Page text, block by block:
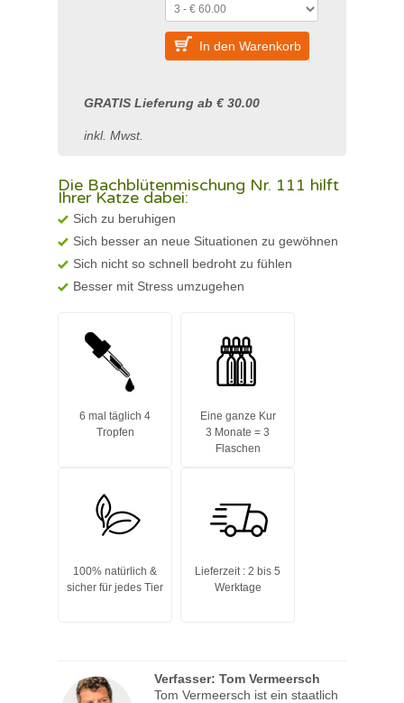
In den Warenkorb
GRATIS Lieferung ab € 30.00
inkl. Mwst.
Die Bachblütenmischung Nr. 111 hilft
Ihrer Katze dabei:
Sich zu beruhigen
Sich besser an neue Situationen zu gewöhnen
Sich nicht so schnell bedroht zu fühlen
Besser mit Stress umzugehen
6 mal täglich 4
Tropfen
Eine ganze Kur
3 Monate = 3
Flaschen
100% natürlich &
sicher für jedes Tier
Lieferzeit : 2 bis 5
Werktage
Verfasser: Tom Vermeersch
Tom Vermeersch ist ein staatlich